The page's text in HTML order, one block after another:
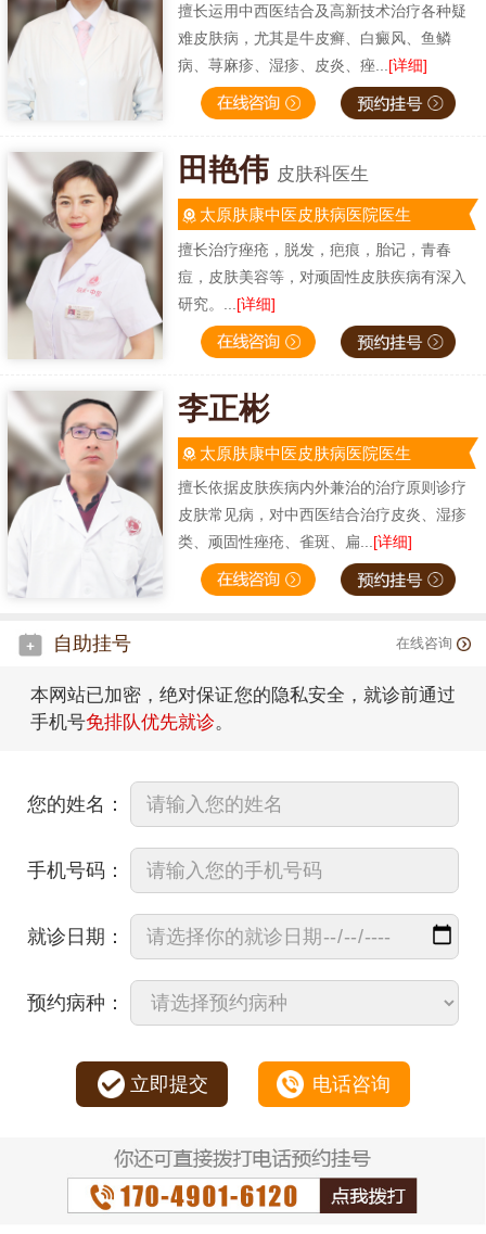
擅长运用中西医结合及高新技术治疗各种疑
难皮肤病，尤其是牛皮癣、白癜风、鱼鳞
病、荨麻疹、湿疹、皮炎、痤... [详细]
田艳伟 皮肤科医生
太原肤康中医皮肤病医院医生
擅长治疗痤疮，脱发，疤痕，胎记，青春
痘，皮肤美容等，对顽固性皮肤疾病有深入
研究。... [详细]
李正彬
太原肤康中医皮肤病医院医生
擅长依据皮肤疾病内外兼治的治疗原则诊疗
皮肤常见病，对中西医结合治疗皮炎、湿疹
类、顽固性痤疮、雀斑、扁...[详细]
自助挂号 在线咨询
本网站已加密，绝对保证您的隐私安全，就诊前通过
手机号免排队优先就诊。
您的姓名：
手机号码：
就诊日期：
预约病种：
立即提交 电话咨询